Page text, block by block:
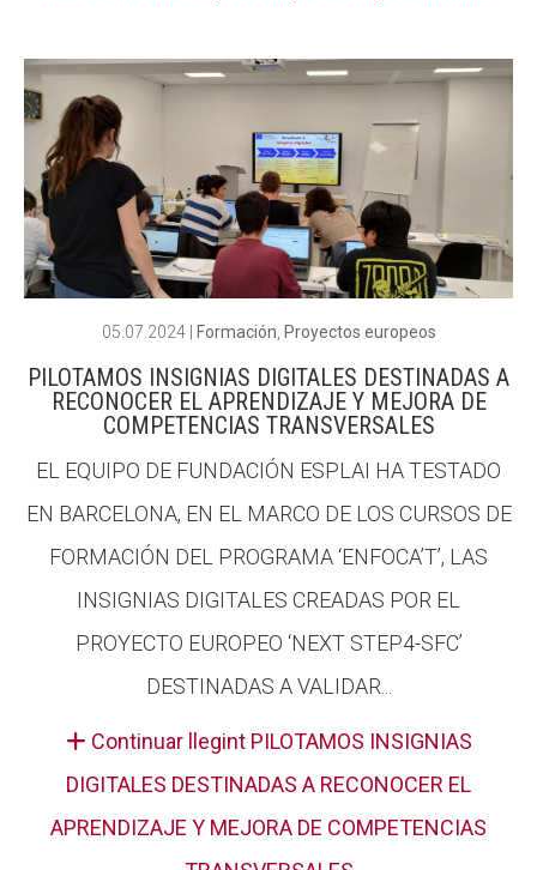
05.07.2024| Formación Proyectos europeos
PILOTAMOS INSIGNIAS DIGITALES DESTINADAS A
RECONOCER EL APRENDIZAJE Y MEJORA DE
COMPETENCIAS TRANSVERSALES
EL EQUIPO DE FUNDACIÓN ESPLAI HA TESTADO
EN BARCELONA, EN EL MARCO DE LOS CURSOS DE
FORMACIÓN DEL PROGRAMA ‘ENFOCA’T’, LAS
INSIGNIAS DIGITALES CREADAS POR EL
PROYECTO EUROPEO ‘NEXT STEP4-SFC’
DESTINADAS A VALIDAR...
Continuar llegint PILOTAMOS INSIGNIAS
DIGITALES DESTINADAS A RECONOCER EL
APRENDIZAJE Y MEJORA DE COMPETENCIAS